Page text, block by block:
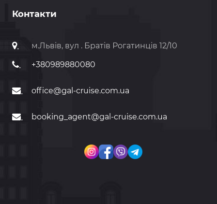
Контакти
. м.Львів, вул . Братів Рогатинців 12/10
+380989880080
office@gal-cruise.com.ua
booking_agent@gal-cruise.com.ua